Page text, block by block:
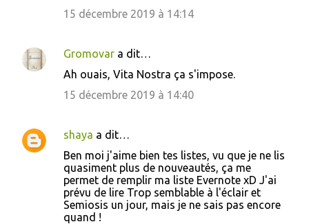
15 décembre 2019 à 14:14
Gromovar a dit…
Ah ouais, Vita Nostra ça s'impose.
15 décembre 2019 à 14:40
shaya a dit…
Ben moi j'aime bien tes listes, vu que je ne lis
quasiment plus de nouveautés, ça me
permet de remplir ma liste Evernote xD J'ai
prévu de lire Trop semblable à l'éclair et
Semiosis un jour, mais je ne sais pas encore
quand !